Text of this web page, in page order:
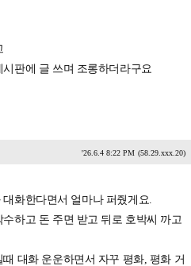
판에 글 쓰며 조롱하더라구요
'26.6.4 8:22 PM (58.29.xxx.20)
화한다면서 얼마나 퍼줬게요.
하고 돈 주면 받고 뒤로 호박씨 까고
대화 운운하면서 자꾸 평화, 평화 거